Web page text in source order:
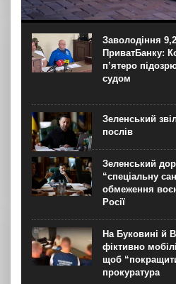
автор: Наталія Терамае 28 липня
“азовців” в Оленівці
Мовляв, списки полонених у
вибух, укладав полонений
Заволодіння
ПриватБанку:
п’ятеро
судом
Зеленський
послів
Зеленський
“спеціальну
обмеження
Росії
На Буковині й
фіктивно
щоб
прокуратура